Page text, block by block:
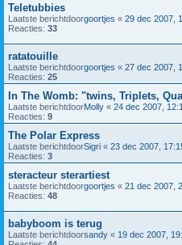
Teletubbies
Laatste berichtdoorgoortjes « 29 dec 2007,
Reacties: 33
ratatouille
Laatste berichtdoorgoortjes « 27 dec 2007,
Reacties: 25
In The Womb: "twins, Triplets,
Laatste berichtdoorMolly « 24 dec 2007,
Reacties: 9
The Polar Express
Laatste berichtdoorSigri « 23 dec 2007,
Reacties: 3
steracteur sterartiest
Laatste berichtdoorgoortjes « 21 dec 2007,
Reacties: 48
babyboom is terug
Laatste berichtdoorsandy « 19 dec 2007,